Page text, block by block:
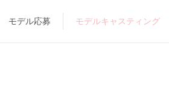
モデル応募 モデルキャスティング